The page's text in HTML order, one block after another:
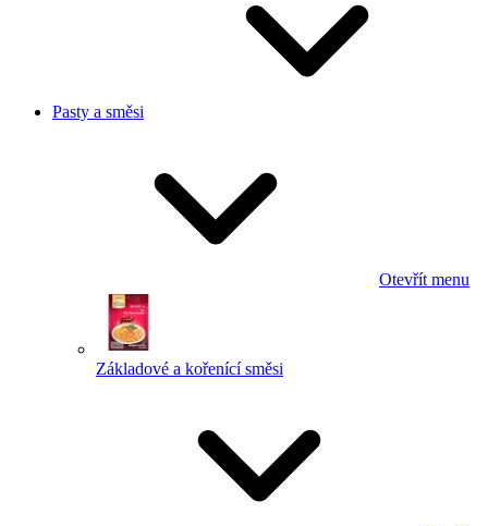
Pasty a směsi
Otevřít menu
Základové a kořenící směsi